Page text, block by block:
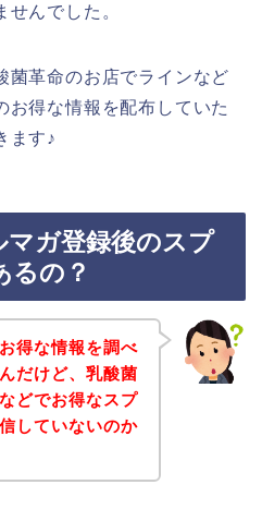
んでした。
菌革命のお店でラインなど
お得な情報を配布していた
ます♪
マガ登録後のスプ
るの？
得な情報を調べ
だけど、乳酸菌
どでお得なスプ
していないのか